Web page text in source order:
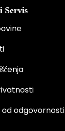
Servis
odgovornosti